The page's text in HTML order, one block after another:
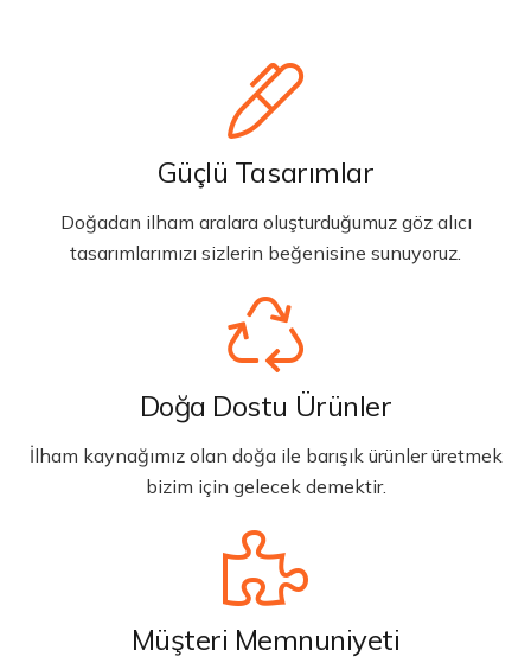
Güçlü Tasarımlar
Doğadan ilham aralara oluşturduğumuz göz alıcı
tasarımlarımızı sizlerin beğenisine sunuyoruz.
Doğa Dostu Ürünler
İlham kaynağımız olan doğa ile barışık ürünler üretmek
bizim için gelecek demektir.
Müşteri Memnuniyeti